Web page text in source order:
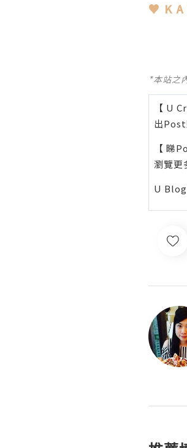
♥ K
*本站之
【 U
出
【 睇
瀏覽更
U